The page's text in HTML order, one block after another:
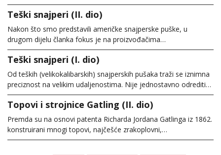
Teški snajperi (II. dio)
Nakon što smo predstavili američke snajperske puške, u
drugom dijelu članka fokus je na proizvođačima…
Teški snajperi (I. dio)
Od teških (velikokalibarskih) snajperskih pušaka traži se iznimna
preciznost na velikim udaljenostima. Nije jednostavno odrediti…
Topovi i strojnice Gatling (II. dio)
Premda su na osnovi patenta Richarda Jordana Gatlinga iz 1862.
konstruirani mnogi topovi, najčešće zrakoplovni,…